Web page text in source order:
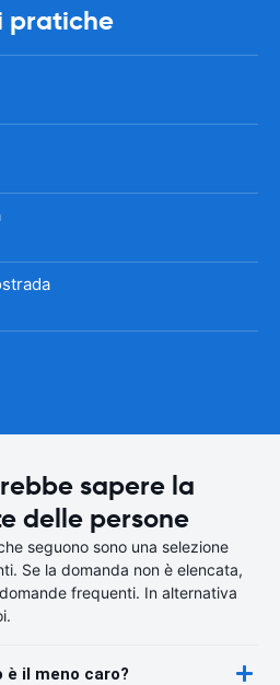
pratiche
sapere la
delle persone
seguono sono una selezione
Se la domanda non è elencata,
frequenti. In alternativa
è il meno caro?